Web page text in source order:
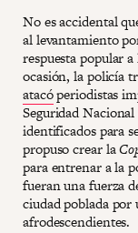
No es accidental
al levantamiento
respuesta popular
ocasión, la policía
atacóperiodistas
Seguridad
identificados para
propuso crear la
para entrenar a la
fueran una fuerza
ciudad poblada por
afrodescendientes.